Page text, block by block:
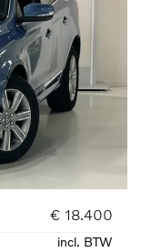
€ 18.400
incl. BTW